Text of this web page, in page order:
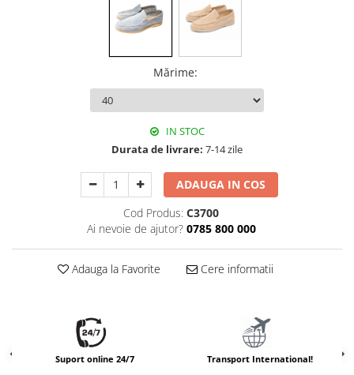
Mărime:
IN STOC
Durata de livrare: 7-14 zile
ADAUGA IN COS
Cod Produs: C3700
Ai nevoie de ajutor? 0785 800 000
Adauga la Favorite Cere informatii
Suport online 24/7 Transport International!